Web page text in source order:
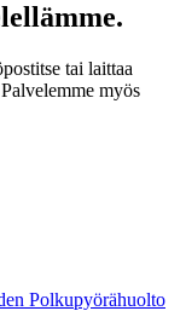
tai laittaa
myös